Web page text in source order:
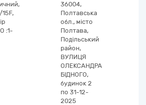
:1-
36004,
Полтавська
обл., місто
Полтава,
Подільський
район,
ВУЛИЦЯ
ОЛЕКСАНДРА
БІДНОГО,
будинок 2
по 31-12-
2025